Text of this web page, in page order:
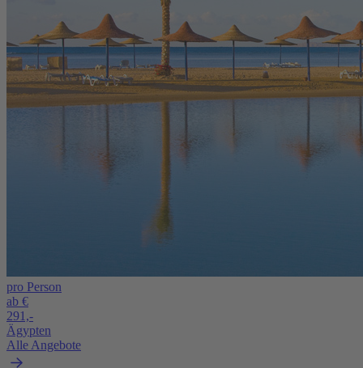
pro Person
ab €
291,-
Ägypten
Alle Angebote